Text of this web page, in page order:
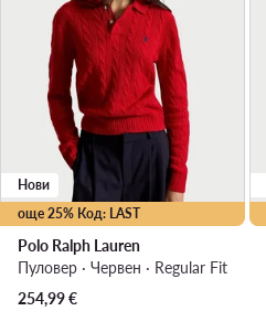
още 25% Код: LAST
Нови
Polo Ralph Lauren
Пуловер · Червен · Regular Fit
254,99€